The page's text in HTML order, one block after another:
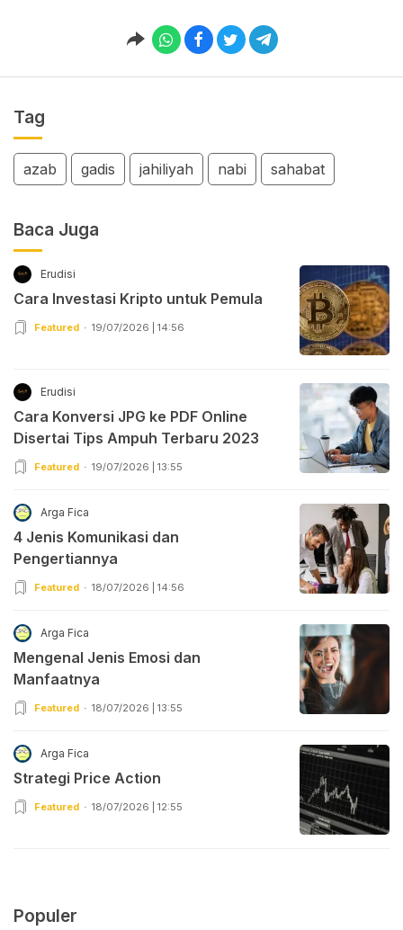
Tag
azab gadis jahiliyah nabi sahabat
Baca Juga
Erudisi
Cara Investasi Kripto untuk Pemula
Featured 19/07/2026 | 14:56
Erudisi
Cara Konversi JPG ke PDF Online
Disertai Tips Ampuh Terbaru 2023
Featured 19/07/2026 | 13:55
Arga Fica
4 Jenis Komunikasi dan
Pengertiannya
Featured 18/07/2026 | 14:56
Arga Fica
Mengenal Jenis Emosi dan
Manfaatnya
Featured 18/07/2026 | 13:55
Arga Fica
Strategi Price Action
Featured 18/07/2026 | 12:55
Populer